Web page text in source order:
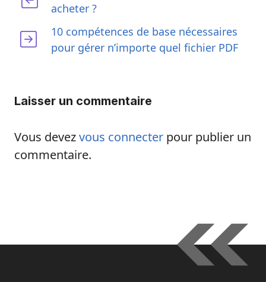
acheter ?
10 compétences de base nécessaires
pour gérer n’importe quel fichier PDF
Laisser un commentaire
Vous devezvous connecter pour publier un
commentaire.